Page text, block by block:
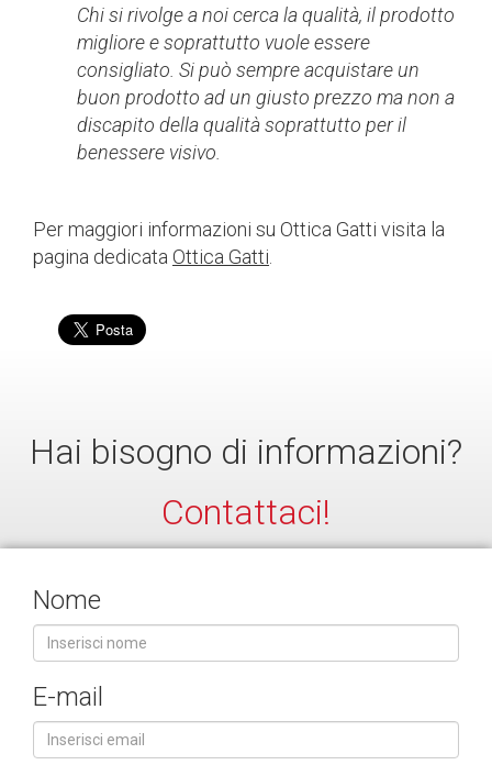
Chi si rivolge a noi cerca la qualità, il prodotto
migliore e soprattutto vuole essere
consigliato. Si può sempre acquistare un
buon prodotto ad un giusto prezzo ma non a
discapito della qualità soprattutto per il
benessere visivo.
Per maggiori informazioni su Ottica Gatti visita la
pagina dedicata Ottica Gatti
Hai bisogno di informazioni?
Contattaci!
Nome
E-mail